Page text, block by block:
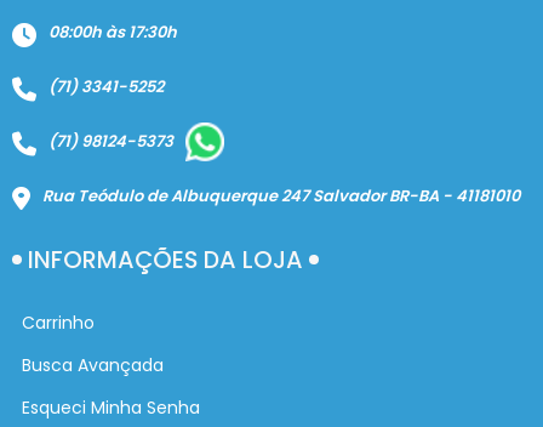
08:00h às 17:30h
(71) 3341-5252
(71) 98124-5373
Rua Teódulo de Albuquerque 247 Salvador BR-BA - 41181010
INFORMAÇÕES DA LOJA
Carrinho
Busca Avançada
Esqueci Minha Senha